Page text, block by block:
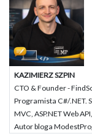
KAZIMIERZ SZPIN
CTO & Founder -
Programista C#/.NET.
MVC, ASP.NET Web
Autor bloga